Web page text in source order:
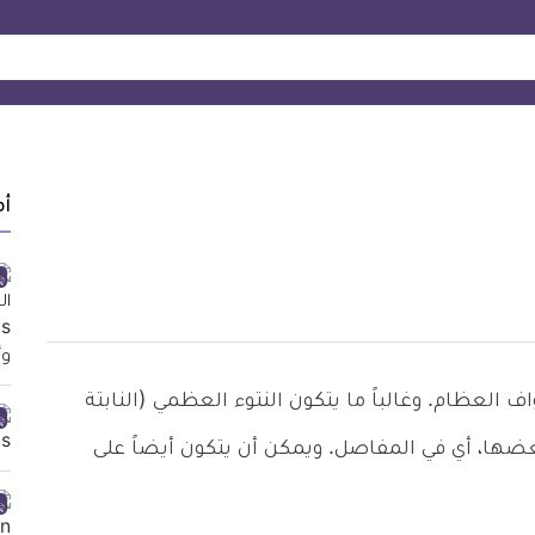
وغالباً ما يتكون النتوء العظمي (النابتة
أي في المفاصل. ويمكن أن يتكون أيضاً على